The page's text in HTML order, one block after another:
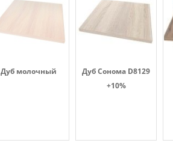
Дуб молочный
Дуб Сонома D8129
+10%